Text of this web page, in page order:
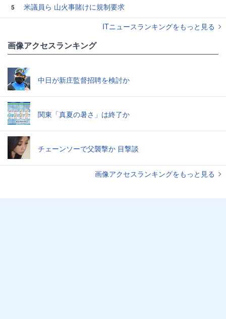
5
米議員ら 山火事賭けに規制要求
ITニュースランキングをもっと見る
画像アクセスランキング
中日が新庄監督招聘を検討か
関東「真夏の暑さ」は終了か
チェーンソーで父襲撃か 目撃談
画像アクセスランキングをもっと見る